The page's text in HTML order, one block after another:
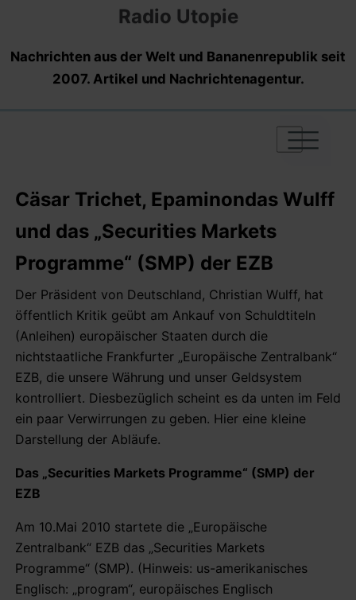
Radio Utopie
Nachrichten aus der Welt und Bananenrepublik seit
2007. Artikel und Nachrichtenagentur.
|
|
|
Cäsar Trichet, Epaminondas Wulff
und das „Securities Markets
Programme“ (SMP) der EZB
Der Präsident von Deutschland, Christian Wulff, hat
öffentlich Kritik geübt am Ankauf von Schuldtiteln
(Anleihen) europäischer Staaten durch die
nichtstaatliche Frankfurter „Europäische Zentralbank“
EZB, die unsere Währung und unser Geldsystem
kontrolliert. Diesbezüglich scheint es da unten im Feld
ein paar Verwirrungen zu geben. Hier eine kleine
Darstellung der Abläufe.
Das „Securities Markets Programme“ (SMP) der
EZB
Am 10.Mai 2010 startete die „Europäische
Zentralbank“ EZB das „Securities Markets
Programme“ (SMP). (Hinweis: us-amerikanisches
Englisch: „program“, europäisches Englisch